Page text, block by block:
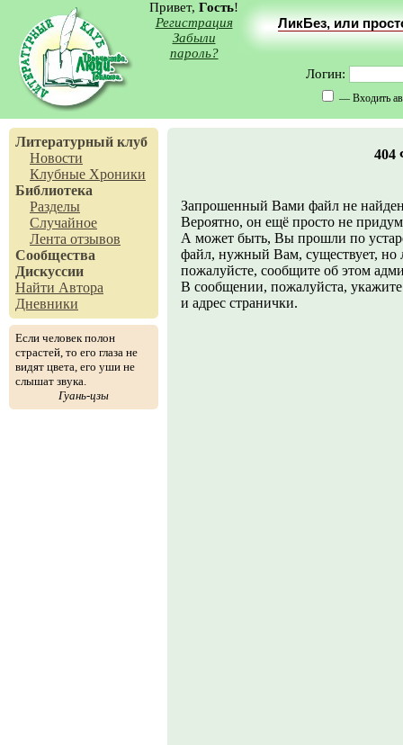
Привет, Гость!
Регистрация
Забыли
пароль?
ЛикБез, или
Логин:
— Входить
Литературный клуб
Новости
Клубные Хроники
Библиотека
Разделы
Случайное
Лента отзывов
Сообщества
Дискуссии
Найти Автора
Дневники
Если человек полон
страстей, то его глаза не
видят цвета, его уши не
слышат звука.
Гуань-цзы
404
Запрошенный Вами файл не
Вероятно, он ещё просто не
А может быть, Вы прошли по
файл, нужный Вам, существует, но
пожалуйсте, сообщите об этом
В сообщении, пожалуйста,
и адрес странички.